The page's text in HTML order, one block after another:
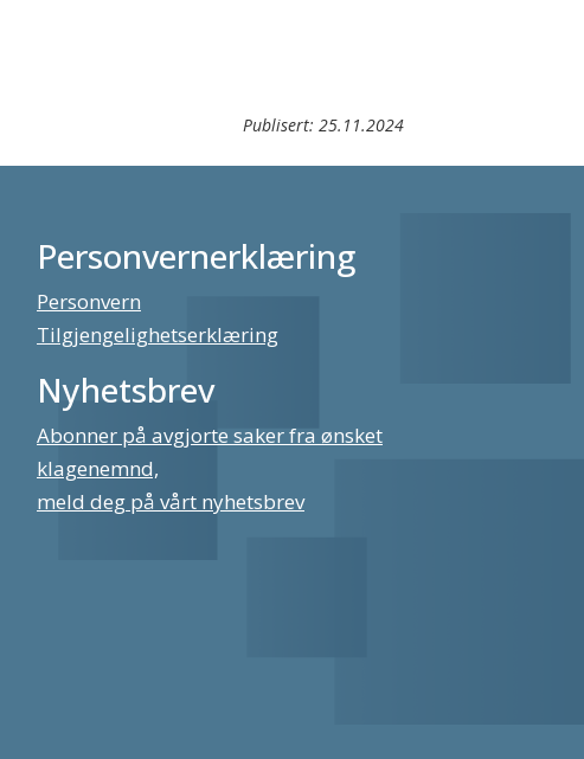
Publisert: 25.11.2024
Personvernerklæring
Personvern
Tilgjengelighetserklæring
Nyhetsbrev
Abonner på avgjorte saker fra ønsket
klagenemnd,
meld deg på vårt nyhetsbrev